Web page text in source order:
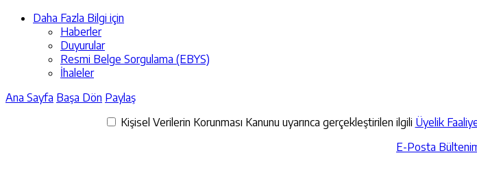
Daha Fazla Bilgi için
Haberler
Duyurular
Resmi Belge Sorgulama (EBYS)
İhaleler
Ana Sayfa Başa Dön Paylaş
Kişisel Verilerin Korunması Kanunu uyarınca gerçekleştirilen ilgili Üyelik
E-Posta